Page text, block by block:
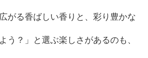
がる香ばしい香りと、彩り豊かな
う？」と選ぶ楽しさがあるのも、